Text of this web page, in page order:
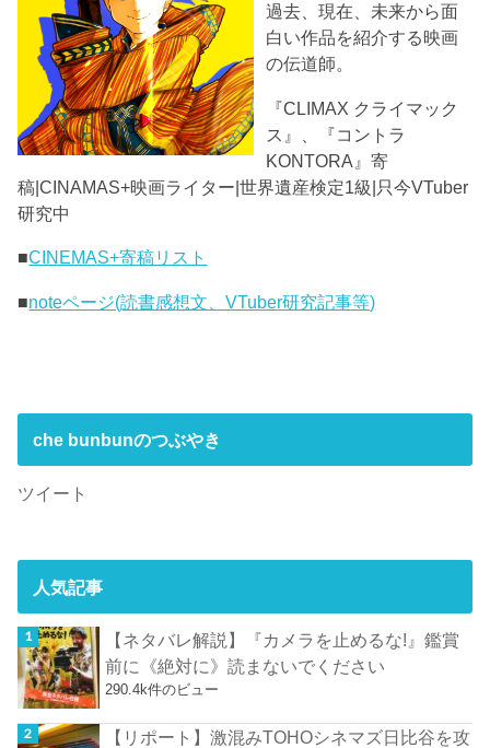
過去、現在、未来から面
白い作品を紹介する映画
の伝道師。
『CLIMAX クライマック
ス』、『コントラ
KONTORA』寄
稿|CINAMAS+映画ライター|世界遺産検定1級|只今VTuber
研究中
■CINEMAS+寄稿リスト
■noteページ(読書感想文、VTuber研究記事等)
che bunbunのつぶやき
ツイート
人気記事
【ネタバレ解説】『カメラを止めるな!』鑑賞
前に《絶対に》読まないでください
290.4k件のビュー
【リポート】激混みTOHOシネマズ日比谷を攻